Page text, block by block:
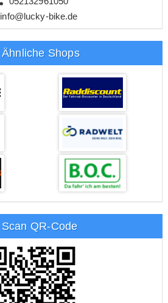
info@lucky-bike.de
Ähnliche Shops
Scan QR-Code